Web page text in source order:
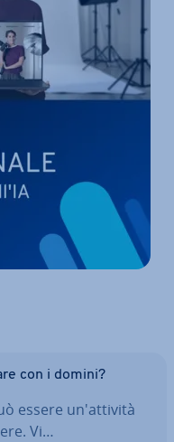
con i domini?
essere un'at­ti­vi­tà
Vi…